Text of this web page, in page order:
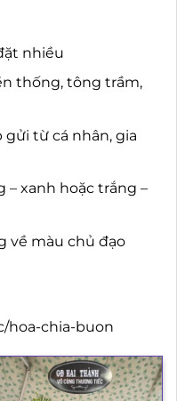
nhiều
thống, tông trầm,
gửi từ cá nhân, gia
xanh hoặc trắng –
về màu chủ đạo
hoa-chia-buon